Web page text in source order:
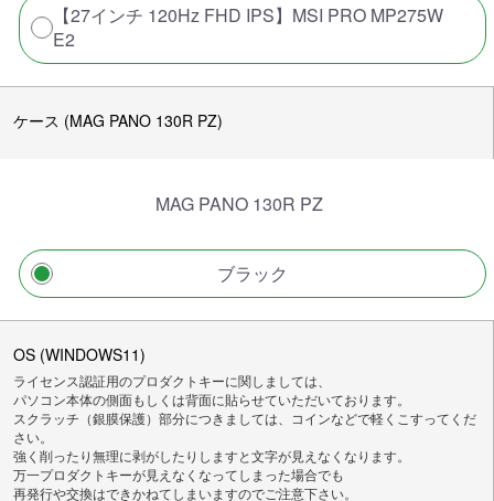
【27インチ 120Hz FHD IPS】MSI PRO MP275W
E2
ケース (MAG PANO 130R PZ)
MAG PANO 130R PZ
ブラック
OS (WINDOWS11)
ライセンス認証用のプロダクトキーに関しましては、
パソコン本体の側面もしくは背面に貼らせていただいております。
スクラッチ（銀膜保護）部分につきましては、コインなどで軽くこすってくだ
さい。
強く削ったり無理に剥がしたりしますと文字が見えなくなります。
万一プロダクトキーが見えなくなってしまった場合でも
再発行や交換はできかねてしまいますのでご注意下さい。